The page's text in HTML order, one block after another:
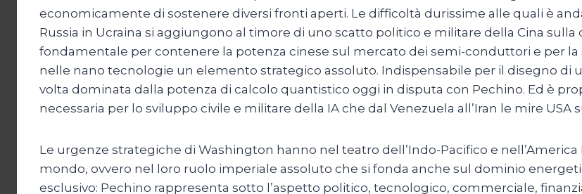
economicamente di sostenere diversi fronti aperti. Le difficoltà durissime alle quali è
Russia in Ucraina si aggiungono al timore di uno scatto politico e militare della Cina
fondamentale per contenere la potenza cinese sul mercato dei semi-conduttori e per la
nelle nano tecnologie un elemento strategico assoluto. Indispensabile per il disegno di
volta dominata dalla potenza di calcolo quantistico oggi in disputa con Pechino. Ed è
necessaria per lo sviluppo civile e militare della IA che dal Venezuela all’Iran le mire
Le urgenze strategiche di Washington hanno nel teatro dell’Indo-Pacifico e
mondo, ovvero nel loro ruolo imperiale assoluto che si fonda anche sul dominio
esclusivo: Pechino rappresenta sotto l’aspetto politico, tecnologico, commerciale,